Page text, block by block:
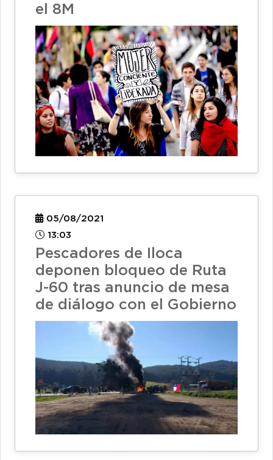
el 8M
05/08/2021
13:03
Pescadores de Iloca
deponen bloqueo de Ruta
J-60 tras anuncio de mesa
de diálogo con el Gobierno